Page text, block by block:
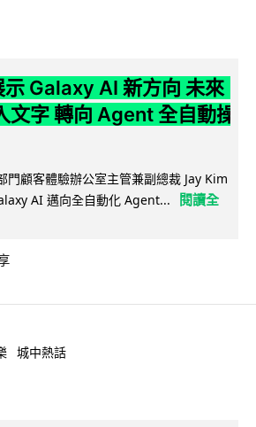
Galaxy AI 新方向 未來
文字 轉向 Agent 全自動操
顧客體驗辦公室主管兼副總裁 Jay Kim
AI 邁向全自動化 Agent...
閱讀全
城中熱話